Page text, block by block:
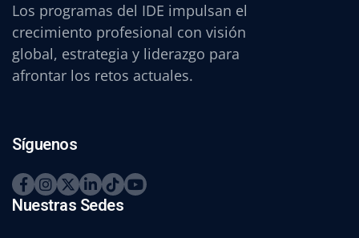
Los programas del IDE impulsan el
crecimiento profesional con visión
global, estrategia y liderazgo para
afrontar los retos actuales.
Síguenos
Nuestras Sedes